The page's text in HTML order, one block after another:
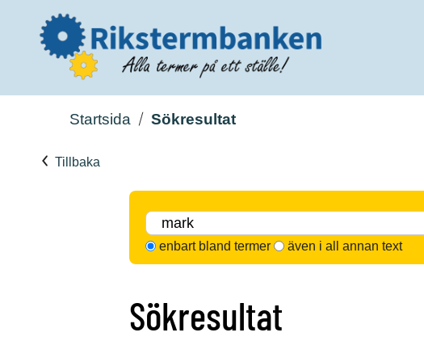
Startsida Sökresultat
Tillbaka
enbart bland termer
även i all annan text
Sökresultat